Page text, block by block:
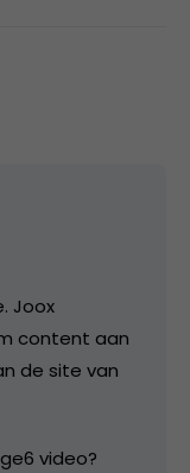
Joox
content aan
de site van
video?